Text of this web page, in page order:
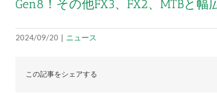
Gen8！その他FX3、FX2、MTBと幅
2024/09/20 | ニュース
この記事をシェアする